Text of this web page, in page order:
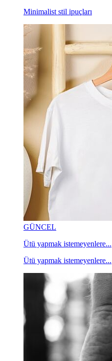
Minimalist stil ipuçları
GÜNCEL
Ütü yapmak istemeyenlere...
Ütü yapmak istemeyenlere...